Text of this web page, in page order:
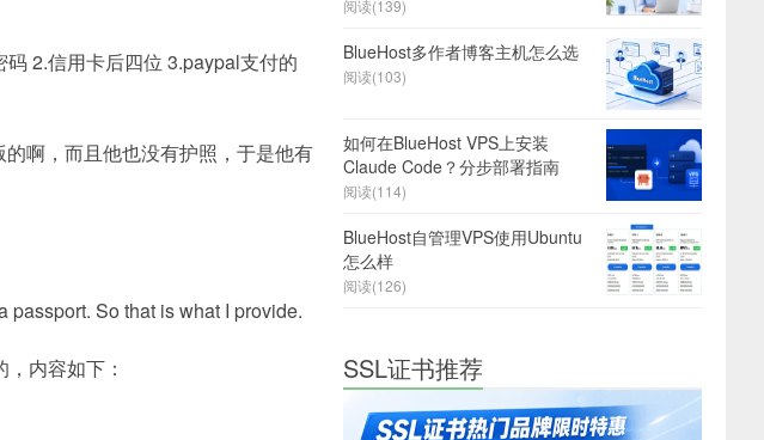
2.信用卡后四位 3.paypal支付的
啊，而且他也没有护照，于是他有
passport. So that is what I provide.
内容如下：
阅读(139)
BlueHost多作者博客主机怎么选
阅读(103)
如何在BlueHost VPS上安装
Claude Code？分步部署指南
阅读(114)
BlueHost自管理VPS使用Ubuntu
怎么样
阅读(126)
SSL证书推荐